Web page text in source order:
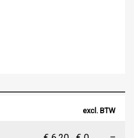
excl. BTW